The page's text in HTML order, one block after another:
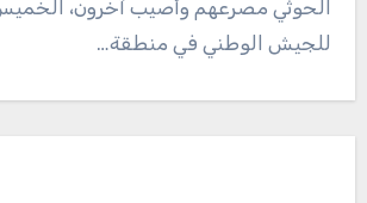
الحوثي مصرعهم وأصيب آخرون،
للجيش الوطني في منطقة…